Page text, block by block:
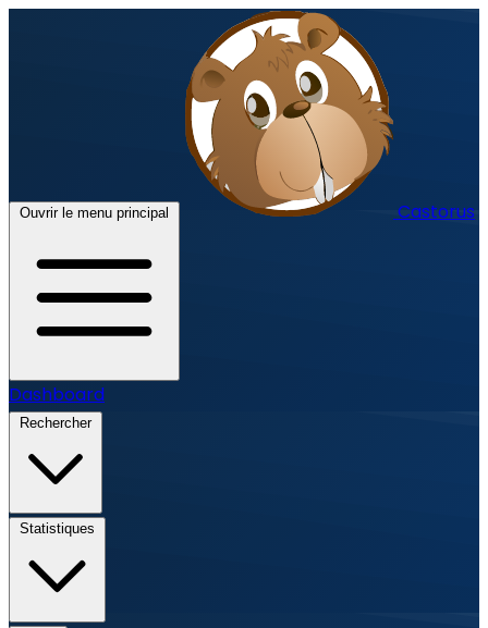
Ouvrir le menu principal Castorus
Dashboard
Rechercher
Statistiques